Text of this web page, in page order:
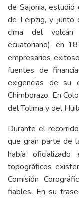
de Sajonia, estudió
de Leipzig, y junto
cima del volcán
ecuatoriano), en
empresarios
fuentes de
exigencias de su
Chimborazo. En
del Tolima y del
Durante el
que gran parte de
había
topográficos
Comisión
fiables. En su